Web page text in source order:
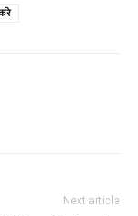
Next article